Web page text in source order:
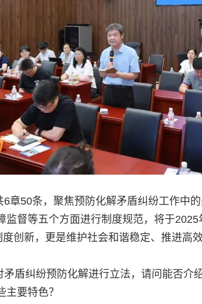
6章50条，聚焦预防化解矛盾纠纷工作中
督等五个方面进行制度规范，将于
创新，更是维护社会和谐稳定、推进
矛盾纠纷预防化解进行立法，请问能否
要特色？